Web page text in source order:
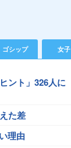
ゴシップ 女子
ント」326人に
た差
理由